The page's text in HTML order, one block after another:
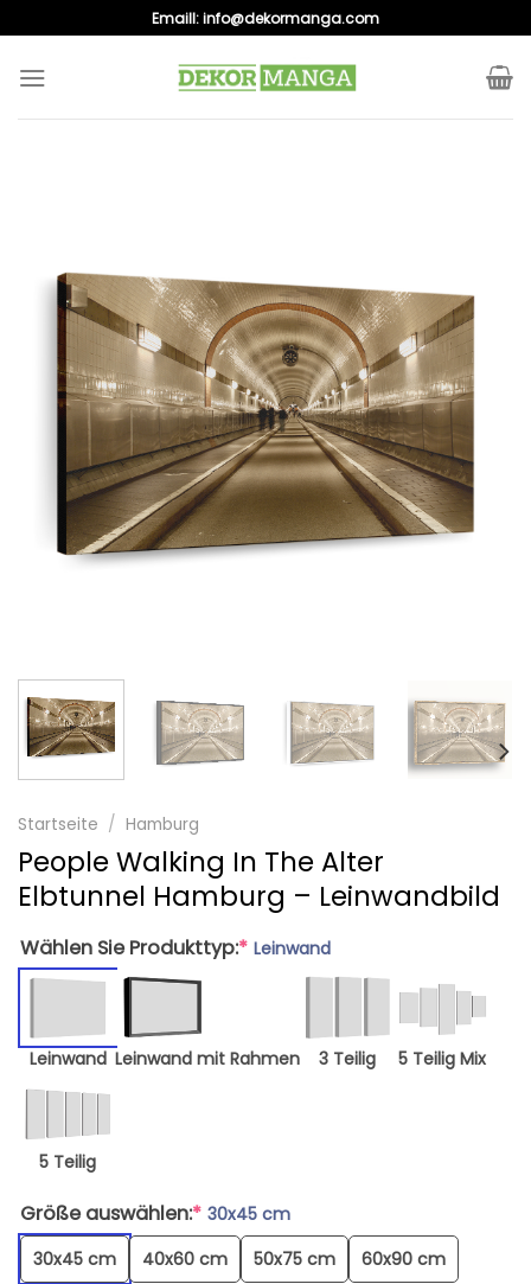
to
content
Emaill:info@dekormanga.com
Startseite / Hamburg
People Walking In The Alter
Elbtunnel Hamburg – Leinwandbild
Wählen Sie Produkttyp:* Leinwand
Leinwand Leinwand mit Rahmen 3 Teilig 5 Teilig Mix
5 Teilig
Größe auswählen:* 30x45 cm
30x45 cm
40x60 cm 50x75 cm 60x90 cm